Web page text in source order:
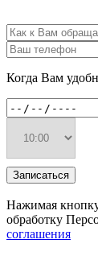
Когда Вам
Нажимая кнопку
обработку
соглашения